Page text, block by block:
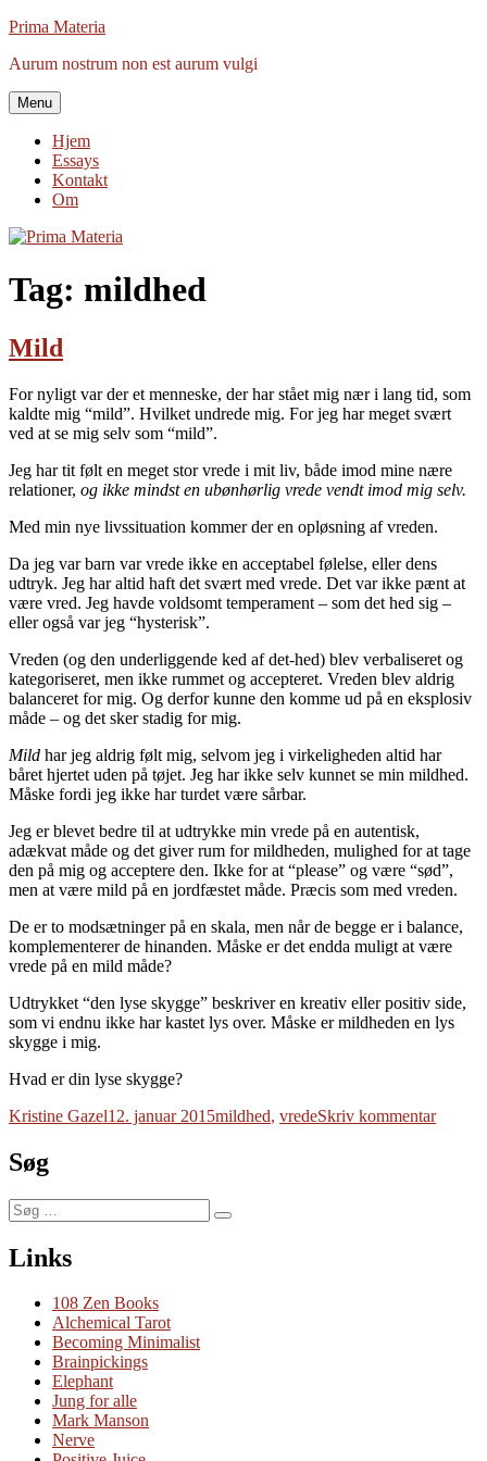
Videre
indhold
Prima Materia
Aurum nostrum non est aurum vulgi
Menu
Hjem
Essays
Kontakt
Om
Tag: mildhed
Mild
For nyligt var der et menneske, der har stået mig nær i lang tid, som
kaldte mig “mild”. Hvilket undrede mig. For jeg har meget svært
ved at se mig selv som “mild”.
Jeg har tit følt en meget stor vrede i mit liv, både imod mine nære
relationer, og ikke mindst en ubønhørlig vrede vendt imod mig selv.
Med min nye livssituation kommer der en opløsning af vreden.
Da jeg var barn var vrede ikke en acceptabel følelse, eller dens
udtryk. Jeg har altid haft det svært med vrede. Det var ikke pænt at
være vred. Jeg havde voldsomt temperament – som det hed sig –
eller også var jeg “hysterisk”.
Vreden (og den underliggende ked af det-hed) blev verbaliseret og
kategoriseret, men ikke rummet og accepteret. Vreden blev aldrig
balanceret for mig. Og derfor kunne den komme ud på en eksplosiv
måde – og det sker stadig for mig.
Mild har jeg aldrig følt mig, selvom jeg i virkeligheden altid har
båret hjertet uden på tøjet. Jeg har ikke selv kunnet se min mildhed.
Måske fordi jeg ikke har turdet være sårbar.
Jeg er blevet bedre til at udtrykke min vrede på en autentisk,
adækvat måde og det giver rum for mildheden, mulighed for at tage
den på mig og acceptere den. Ikke for at “please” og være “sød”,
men at være mild på en jordfæstet måde. Præcis som med vreden.
De er to modsætninger på en skala, men når de begge er i balance,
komplementerer de hinanden. Måske er det endda muligt at være
vrede på en mild måde?
Udtrykket “den lyse skygge” beskriver en kreativ eller positiv side,
som vi endnu ikke har kastet lys over. Måske er mildheden en lys
skygge i mig.
Hvad er din lyse skygge?
Forfatter
Kristine GazelUdgivet
12. januar 2015Tags
mildhed, vredeSkriv kommentartil
Søg
Søg
efter:
Søg
Links
108 Zen Books
Alchemical Tarot
Becoming Minimalist
Brainpickings
Elephant
Jung for alle
Mark Manson
Nerve